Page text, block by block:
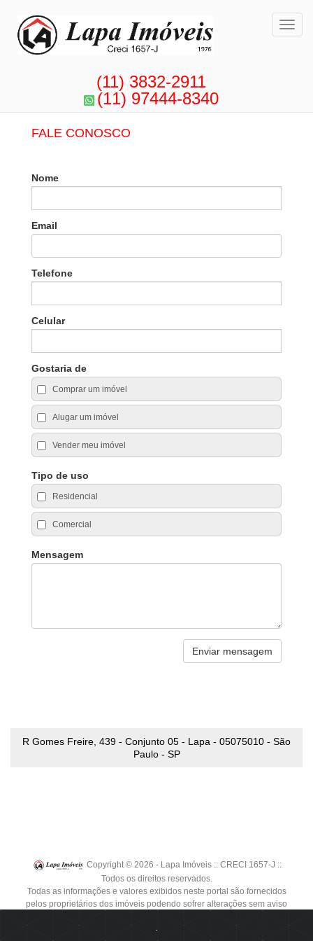
(11) 3832-2911
(11) 97444-8340
FALE CONOSCO
Nome
Email
Telefone
Celular
Gostaria de
Comprar um imóvel
Alugar um imóvel
Vender meu imóvel
Tipo de uso
Residencial
Comercial
Mensagem
R Gomes Freire, 439 - Conjunto 05 - Lapa - 05075010 - São
Paulo - SP
Copyright © 2026 - Lapa Imóveis :: CRECI 1657-J ::
Todos os direitos reservados.
Todas as informações e valores exibidos neste portal são fornecidos
pelos proprietários dos imóveis podendo sofrer alterações sem aviso